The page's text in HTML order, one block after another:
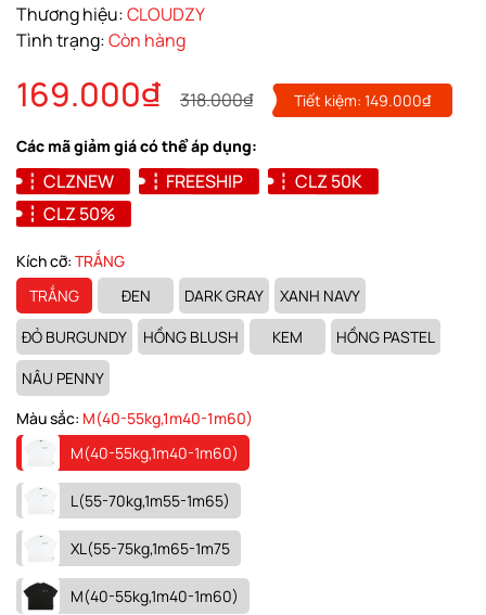
Thương hiệu:CLOUDZY
Tình trạng:Còn hàng
169.000₫ 318.000₫ Tiết kiệm: 149.000₫
Các mã giảm giá có thể áp dụng:
CLZNEW FREESHIP
CLZ 50K
CLZ 50%
Kích cỡ: TRẮNG
TRẮNG
ĐEN DARK GRAY
XANH NAVY
ĐỎ BURGUNDY
HỒNG BLUSH KEM
HỒNG PASTEL
NÂU PENNY
Màu sắc: M(40-55kg,1m40-1m60)
M(40-55kg,1m40-1m60)
L(55-70kg,1m55-1m65)
XL(55-75kg,1m65-1m75
M(40-55kg,1m40-1m60)